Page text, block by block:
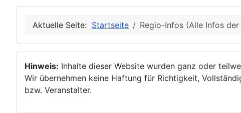
Aktuelle Seite: Startseite Regio-Infos (Alle Infos der
Hinweis: Inhalte dieser Website wurden ganz oder
Wir übernehmen keine Haftung für Richtigkeit,
bzw. Veranstalter.